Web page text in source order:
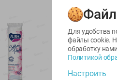
Для удобства
файлы cookie.
обработку
Политикой
Настроить